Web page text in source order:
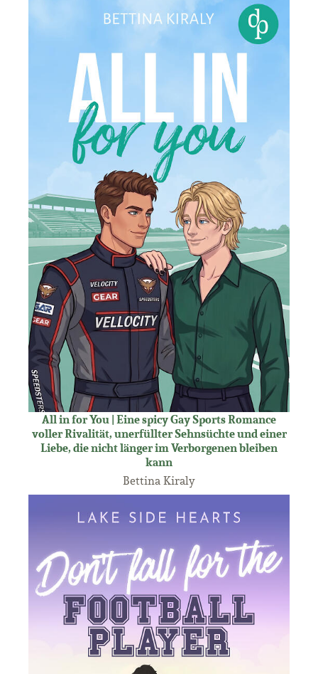
All in for You | Eine spicy Gay Sports Romance
voller Rivalität, unerfüllter Sehnsüchte und einer
Liebe, die nicht länger im Verborgenen bleiben
kann
Bettina Kiraly